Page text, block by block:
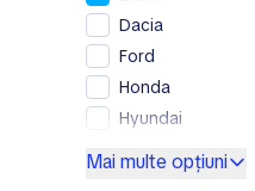
Dacia
Ford
Honda
Hyundai
Mai multe opțiuni